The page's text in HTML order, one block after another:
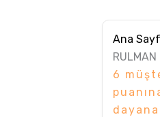
Ana
RULMAN
6